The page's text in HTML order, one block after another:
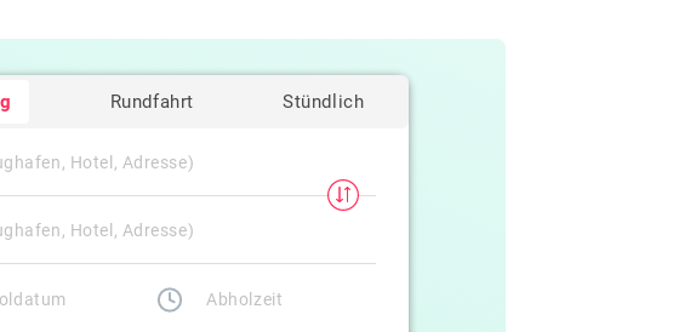
Rundfahrt Stündlich